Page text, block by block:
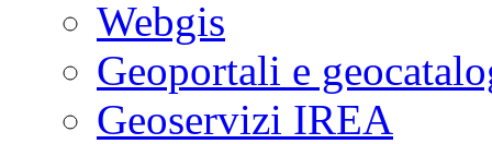
Webgis
Geoportali e
Geoservizi IREA